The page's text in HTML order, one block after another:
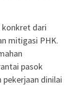
konkret dari
mitigasi PHK.
pasok
dinilai